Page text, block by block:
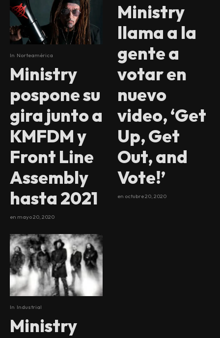
In Norteamérica
Ministry
pospone su
gira junto a
KMFDM y
Front Line
Assembly
hasta 2021
en mayo 20, 2020
In Industrial
Ministry
Ministry
llama a la
gente a
votar en
nuevo
video, ‘Get
Up, Get
Out, and
Vote!’
en octubre 20, 2020